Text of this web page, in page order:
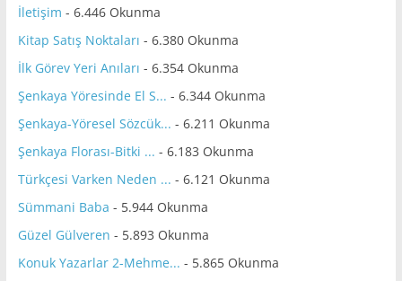
İletişim - 6.446 Okunma
Kitap Satış Noktaları - 6.380 Okunma
İlk Görev Yeri Anıları - 6.354 Okunma
Şenkaya Yöresinde El S... - 6.344 Okunma
Şenkaya-Yöresel Sözcük... - 6.211 Okunma
Şenkaya Florası-Bitki ... - 6.183 Okunma
Türkçesi Varken Neden ... - 6.121 Okunma
Sümmani Baba - 5.944 Okunma
Güzel Gülveren - 5.893 Okunma
Konuk Yazarlar 2-Mehme... - 5.865 Okunma